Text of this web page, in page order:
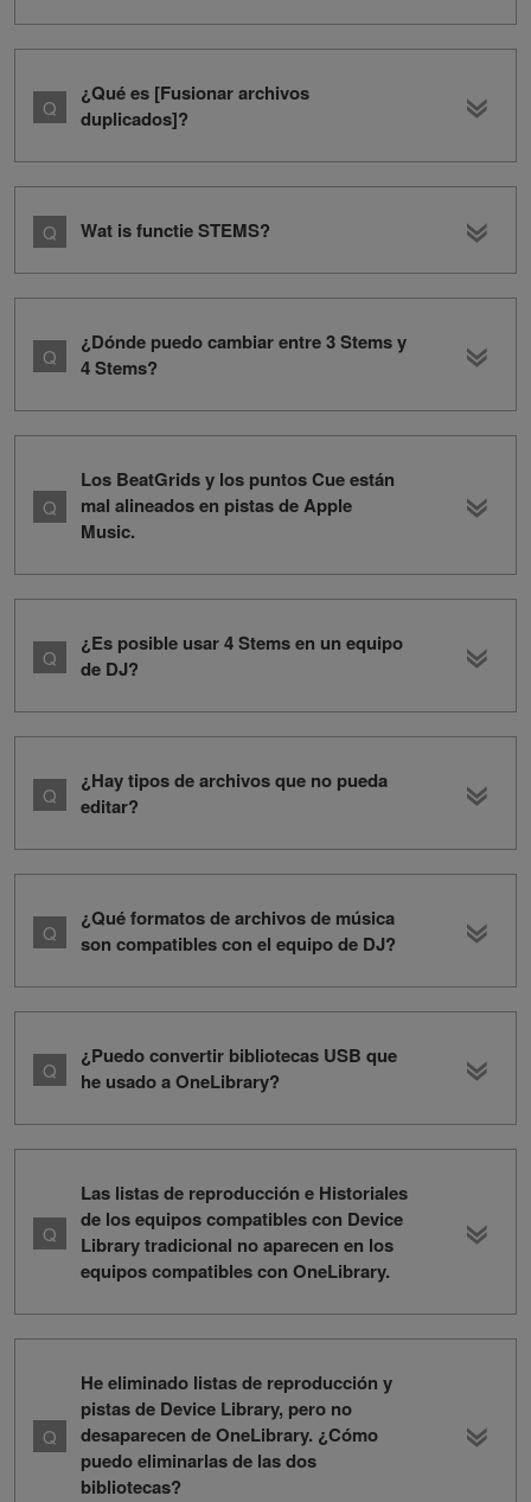
¿Qué es [Fusionar archivos
duplicados]?
Wat is functie STEMS?
¿Dónde puedo cambiar entre 3 Stems y
4 Stems?
Los BeatGrids y los puntos Cue están
mal alineados en pistas de Apple
Music.
¿Es posible usar 4 Stems en un equipo
de DJ?
¿Hay tipos de archivos que no pueda
editar?
¿Qué formatos de archivos de música
son compatibles con el equipo de DJ?
¿Puedo convertir bibliotecas USB que
he usado a OneLibrary?
Las listas de reproducción e Historiales
de los equipos compatibles con Device
Library tradicional no aparecen en los
equipos compatibles con OneLibrary.
He eliminado listas de reproducción y
pistas de Device Library, pero no
desaparecen de OneLibrary. ¿Cómo
puedo eliminarlas de las dos
bibliotecas?